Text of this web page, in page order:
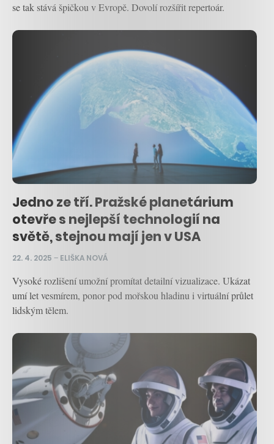
se tak stává špičkou v Evropě. Dovolí rozšířit repertoár.
Jedno ze tří. Pražské planetárium
otevře s nejlepší technologií na
světě, stejnou mají jen v USA
22. 4. 2025 – ELIŠKA NOVÁ
Vysoké rozlišení umožní promítat detailní vizualizace. Ukázat
umí let vesmírem, ponor pod mořskou hladinu i virtuální průlet
lidským tělem.